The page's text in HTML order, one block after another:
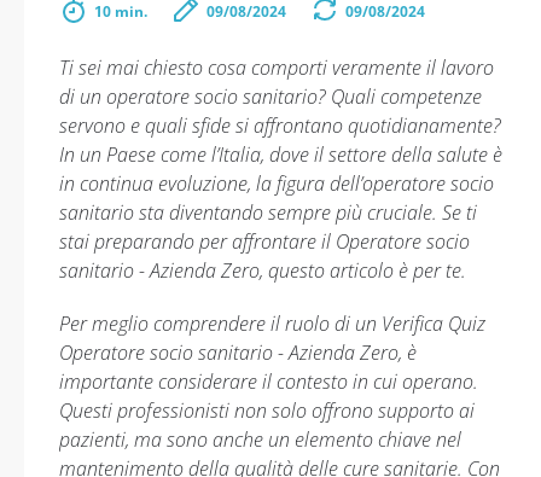
10 min. 09/08/2024 09/08/2024
Ti sei mai chiesto cosa comporti veramente il lavoro
di un operatore socio sanitario? Quali competenze
servono e quali sfide si affrontano quotidianamente?
In un Paese come l’Italia, dove il settore della salute è
in continua evoluzione, la figura dell’operatore socio
sanitario sta diventando sempre più cruciale. Se ti
stai preparando per affrontare il Operatore socio
sanitario - Azienda Zero, questo articolo è per te.
Per meglio comprendere il ruolo di un Verifica Quiz
Operatore socio sanitario - Azienda Zero, è
importante considerare il contesto in cui operano.
Questi professionisti non solo offrono supporto ai
pazienti, ma sono anche un elemento chiave nel
mantenimento della qualità delle cure sanitarie. Con